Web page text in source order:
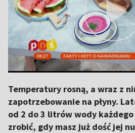
Temperatury rosną, a wraz z
zapotrzebowanie na płyny.
od 2 do 3 litrów wody
zrobić, gdy masz już dość jej